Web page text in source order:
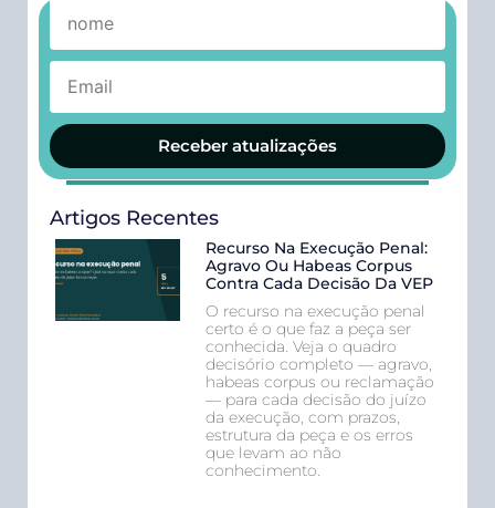
Receber atualizações
Artigos Recentes
Recurso Na Execução Penal:
Agravo Ou Habeas Corpus
Contra Cada Decisão Da VEP
O recurso na execução penal
certo é o que faz a peça ser
conhecida. Veja o quadro
decisório completo — agravo,
habeas corpus ou reclamação
— para cada decisão do juízo
da execução, com prazos,
estrutura da peça e os erros
que levam ao não
conhecimento.